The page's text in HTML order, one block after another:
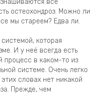
остеохондроз. Можно ли
мы стареем? Едва ли.
которая
И у неё всегда есть
процесс в каком-то из
системе. Очень легко
этих словах нет никакой
Прежде, чем